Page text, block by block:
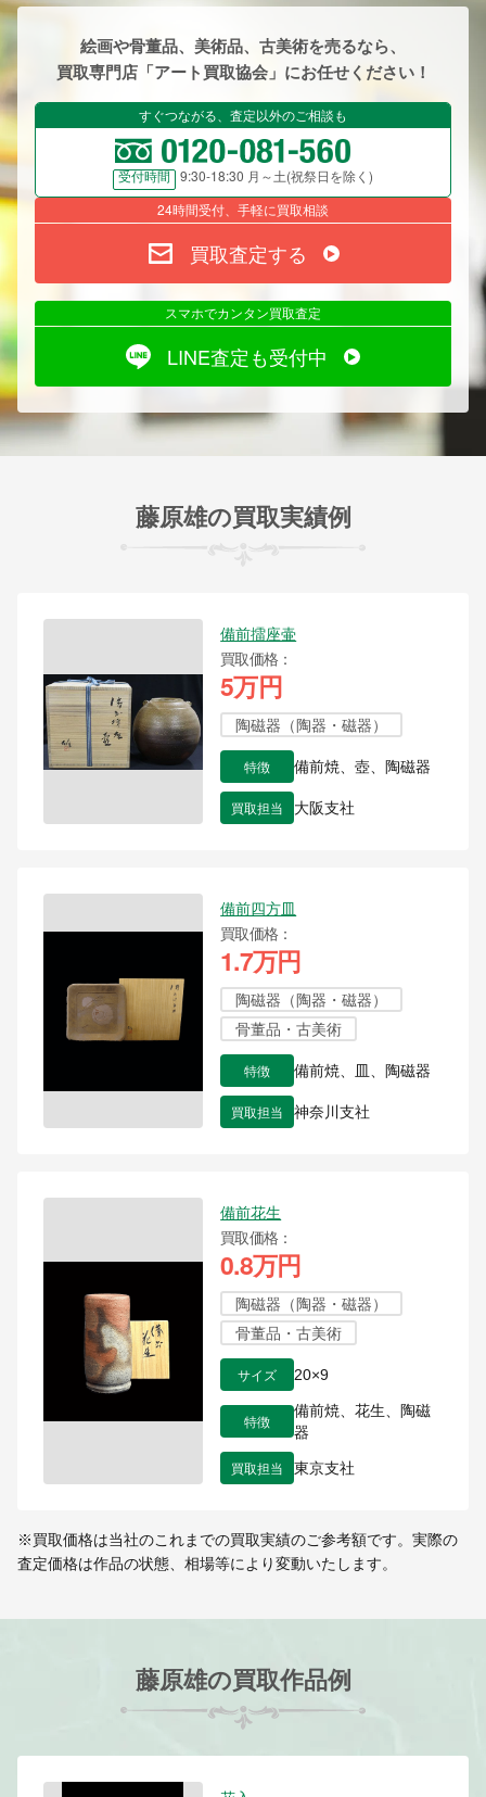
絵画や骨董品、美術品、古美術を売るなら、
買取専門店「アート買取協会」にお任せください！
すぐつながる、査定以外のご相談も
受付時間
9:30-18:30 月～土(祝祭日を除く)
24時間受付、手軽に買取相談
買取査定する
スマホでカンタン買取査定
LINE査定も受付中
藤原雄の買取実績例
備前擂座壷
買取価格
5万円
陶磁器（陶器・磁器）
特徴 備前焼、壺、陶磁器
買取担当 大阪支社
備前四方皿
買取価格
1.7万円
陶磁器（陶器・磁器）
骨董品・古美術
特徴 備前焼、皿、陶磁器
買取担当 神奈川支社
備前花生
買取価格
0.8万円
陶磁器（陶器・磁器）
骨董品・古美術
サイズ 20×9
特徴
備前焼、花生、陶磁
器
買取担当 東京支社
※買取価格は当社のこれまでの買取実績のご参考額です。実際の
査定価格は作品の状態、相場等により変動いたします。
藤原雄の買取作品例